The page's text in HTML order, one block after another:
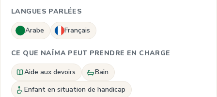
LANGUES PARLÉES
Arabe Français
CE QUE NAÏMA PEUT PRENDRE EN CHARGE
Aide aux devoirs
Bain
Enfant en situation de handicap